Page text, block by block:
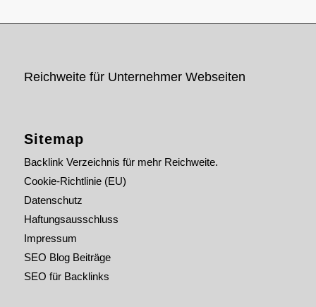
Reichweite für Unternehmer Webseiten
Sitemap
Backlink Verzeichnis für mehr Reichweite.
Cookie-Richtlinie (EU)
Datenschutz
Haftungsausschluss
Impressum
SEO Blog Beiträge
SEO für Backlinks